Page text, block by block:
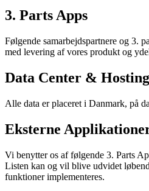
3. Parts Apps
Følgende samarbejdspartnere og 3.
med levering af vores produkt og
Data Center & Hosting
Alle data er placeret i Danmark, på
Eksterne
Vi benytter os af følgende 3. Parts
Listen kan og vil blive udvidet
funktioner implementeres.